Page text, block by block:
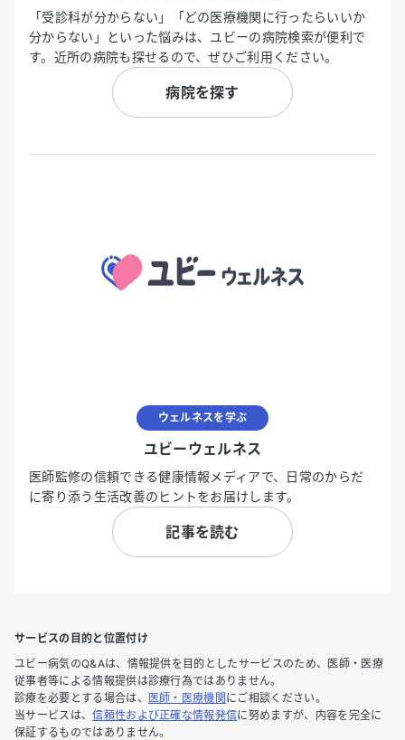
「受診科が分からない」「どの医療機関に行ったらいいか
分からない」といった悩みは、ユビーの病院検索が便利で
す。近所の病院も探せるので、ぜひご利用ください。
病院を探す
ウェルネスを学ぶ
ユビーウェルネス
医師監修の信頼できる健康情報メディアで、日常のからだ
に寄り添う生活改善のヒントをお届けします。
記事を読む
サービスの目的と位置付け
ユビー病気のQ&Aは、情報提供を目的としたサービスのため、医師・医療
従事者等による情報提供は診療行為ではありません。
診療を必要とする場合は、
医師・医療機関 にご相談ください。
当サービスは、信頼性および正確な情報発信に努めますが、内容を完全に
保証するものではありません。